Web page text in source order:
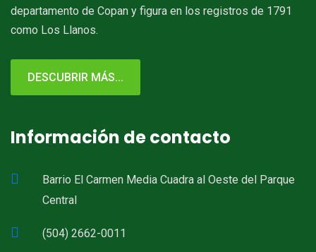
departamento de Copan y figura en los registros de 1791
como Los Llanos.
DESCUBRIR MÁS...
Información de contacto
Barrio El Carmen Media Cuadra al Oeste del Parque
Central
(504) 2662-0011